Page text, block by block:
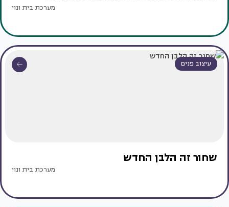
מערכת בית ונוי
עיצוב פנים
שחור זה הלבן החדש
מערכת בית ונוי